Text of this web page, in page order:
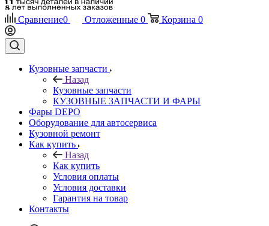
Сравнение0 Отложенные 0 Корзина 0
Кузовные запчасти
Назад
Кузовные запчасти
КУЗОВНЫЕ ЗАПЧАСТИ И ФАРЫ
Фары DEPO
Оборудование для автосервиса
Кузовной ремонт
Как купить
Назад
Как купить
Условия оплаты
Условия доставки
Гарантия на товар
Контакты